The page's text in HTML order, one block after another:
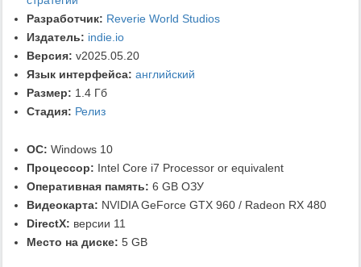
Разработчик: Reverie World Studios
Издатель: indie.io
Версия: v2025.05.20
Язык интерфейса: английский
Размер: 1.4 Гб
Стадия: Релиз
ОС: Windows 10
Процессор: Intel Core i7 Processor or equivalent
Оперативная память: 6 GB ОЗУ
Видеокарта: NVIDIA GeForce GTX 960 / Radeon RX 480
DirectX: версии 11
Место на диске: 5 GB